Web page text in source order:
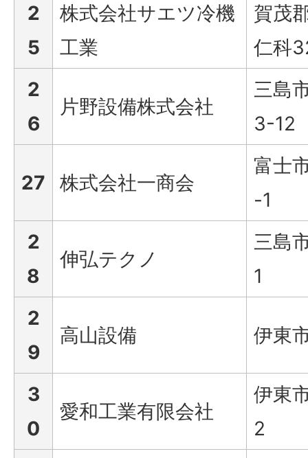
2
5
株式会社サエツ冷機
工業
賀茂
仁科
2
6
片野設備株式会社
三島
3-12
27 株式会社一商会
富士
-1
2
8
伸弘テクノ
三島
1
2
9
高山設備 伊東
3
0
愛和工業有限会社
伊東
2